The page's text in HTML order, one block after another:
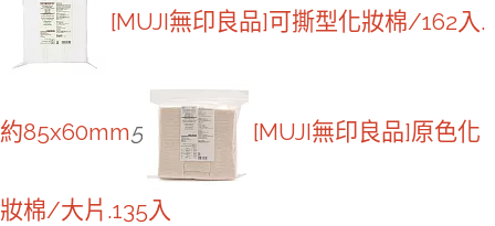
[MUJI無印良品]可撕型化妝棉/162入.
約85x60mm5 [MUJI無印良品]原色化
妝棉/大片.135入